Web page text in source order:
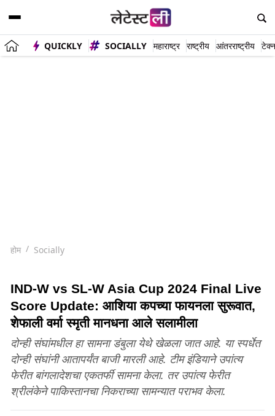
QUICKLY SOCIALLY महाराष्ट्र राष्ट्रीय आंतरराष्ट्रीय
होम Socially
IND-W vs SL-W Asia Cup 2024 Final Live
Score Update: आशिया कपच्या फायनला सुरूवात,
शेफाली वर्मा स्मृती मानधना आले सलामीला
दोन्ही संघांमधील हा सामना डंबुला येथे खेळला जात आहे. या स्पर्धेत
दोन्ही संघांनी आतापर्यंत बाजी मारली आहे. टीम इंडियाने उपांत्य
फेरीत बांगलादेशचा एकतर्फी सामना केला. तर उपांत्य फेरीत
श्रीलंकेने पाकिस्तानचा निकराच्या सामन्यात पराभव केला.